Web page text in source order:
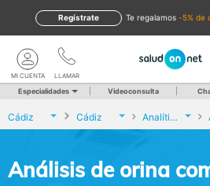
te regalamos -5% de
Regístrate
LLAMAR
MI CUENTA
Especialidades Videoconsulta
Cádiz Cádiz Analíticas y Genética
Análisis de orina